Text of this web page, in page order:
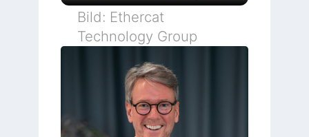
Bild: Ethercat
Technology Group